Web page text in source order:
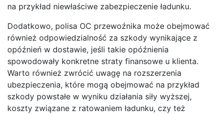
na przykład niewłaściwe zabezpieczenie ładunku.
Dodatkowo, polisa OC przewoźnika może obejmować
również odpowiedzialność za szkody wynikające z
opóźnień w dostawie, jeśli takie opóźnienia
spowodowały konkretne straty finansowe u klienta.
Warto również zwrócić uwagę na rozszerzenia
ubezpieczenia, które mogą obejmować na przykład
szkody powstałe w wyniku działania siły wyższej,
koszty związane z ratowaniem ładunku, czy też